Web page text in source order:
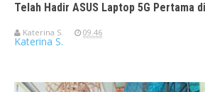
Telah Hadir ASUS Laptop 5G Pertama
Katerina S. 09.46
Katerina S.